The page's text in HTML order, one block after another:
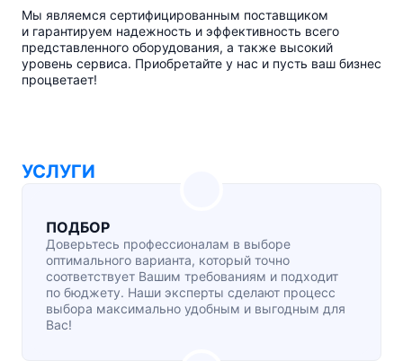
Мы являемся сертифицированным поставщиком
и гарантируем надежность и эффективность всего
представленного оборудования, а также высокий
уровень сервиса. Приобретайте у нас и пусть ваш бизнес
процветает!
УСЛУГИ
ПОДБОР
Доверьтесь профессионалам в выборе
оптимального варианта, который точно
соответствует Вашим требованиям и подходит
по бюджету. Наши эксперты сделают процесс
выбора максимально удобным и выгодным для
Вас!